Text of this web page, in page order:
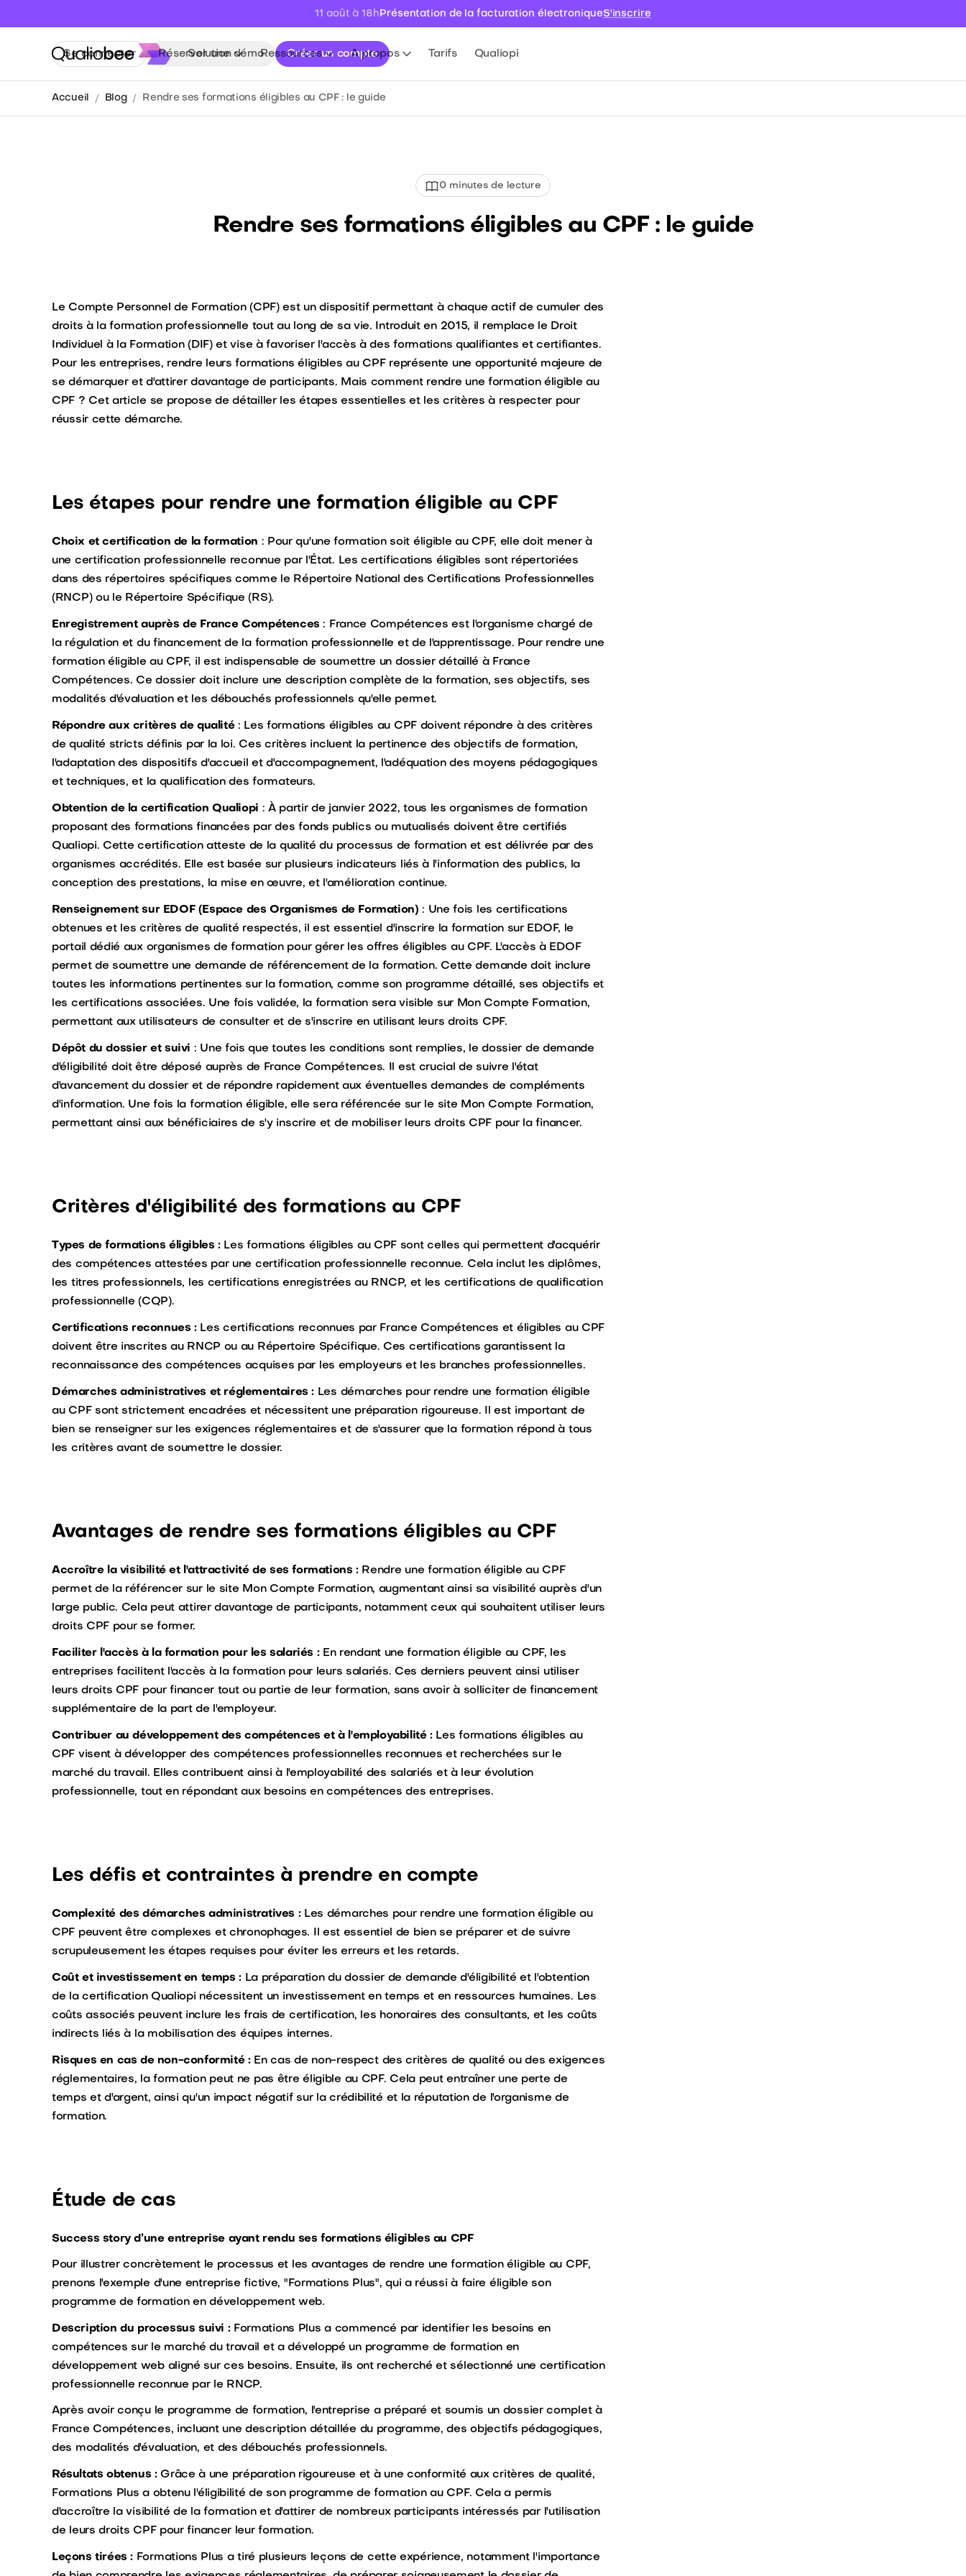
11 août à 18h Présentation de la facturation électroniqueS'inscrire
Solution Ressources A propos Tarifs Qualiopi
Se connecter Réserver une démo Créer un compte
Accueil Blog Rendre ses formations éligibles au CPF : le guide
0 minutes de lecture
Rendre ses formations éligibles au CPF : le guide
Le Compte Personnel de Formation (CPF) est un dispositif permettant à chaque actif de cumuler des
droits à la formation professionnelle tout au long de sa vie. Introduit en 2015, il remplace le Droit
Individuel à la Formation (DIF) et vise à favoriser l'accès à des formations qualifiantes et certifiantes.
Pour les entreprises, rendre leurs formations éligibles au CPF représente une opportunité majeure de
se démarquer et d'attirer davantage de participants. Mais comment rendre une formation éligible au
CPF ? Cet article se propose de détailler les étapes essentielles et les critères à respecter pour
réussir cette démarche.
Les étapes pour rendre une formation éligible au CPF
Choix et certification de la formation : Pour qu'une formation soit éligible au CPF, elle doit mener à
une certification professionnelle reconnue par l'État. Les certifications éligibles sont répertoriées
dans des répertoires spécifiques comme le Répertoire National des Certifications Professionnelles
(RNCP) ou le Répertoire Spécifique (RS).
Enregistrement auprès de France Compétences: France Compétences est l'organisme chargé de
la régulation et du financement de la formation professionnelle et de l'apprentissage. Pour rendre une
formation éligible au CPF, il est indispensable de soumettre un dossier détaillé à France
Compétences. Ce dossier doit inclure une description complète de la formation, ses objectifs, ses
modalités d'évaluation et les débouchés professionnels qu'elle permet.
Répondre aux critères de qualité : Les formations éligibles au CPF doivent répondre à des critères
de qualité stricts définis par la loi. Ces critères incluent la pertinence des objectifs de formation,
l'adaptation des dispositifs d'accueil et d'accompagnement, l'adéquation des moyens pédagogiques
et techniques, et la qualification des formateurs.
Obtention de la certification Qualiopi : À partir de janvier 2022, tous les organismes de formation
proposant des formations financées par des fonds publics ou mutualisés doivent être certifiés
Qualiopi. Cette certification atteste de la qualité du processus de formation et est délivrée par des
organismes accrédités. Elle est basée sur plusieurs indicateurs liés à l'information des publics, la
conception des prestations, la mise en œuvre, et l'amélioration continue.
Renseignement sur EDOF (Espace des Organismes de Formation) : Une fois les certifications
obtenues et les critères de qualité respectés, il est essentiel d'inscrire la formation sur EDOF, le
portail dédié aux organismes de formation pour gérer les offres éligibles au CPF. L'accès à EDOF
permet de soumettre une demande de référencement de la formation. Cette demande doit inclure
toutes les informations pertinentes sur la formation, comme son programme détaillé, ses objectifs et
les certifications associées. Une fois validée, la formation sera visible sur Mon Compte Formation,
permettant aux utilisateurs de consulter et de s'inscrire en utilisant leurs droits CPF.
Dépôt du dossier et suivi : Une fois que toutes les conditions sont remplies, le dossier de demande
d'éligibilité doit être déposé auprès de France Compétences. Il est crucial de suivre l'état
d'avancement du dossier et de répondre rapidement aux éventuelles demandes de compléments
d'information. Une fois la formation éligible, elle sera référencée sur le site Mon Compte Formation,
permettant ainsi aux bénéficiaires de s'y inscrire et de mobiliser leurs droits CPF pour la financer.
Critères d'éligibilité des formations au CPF
Types de formations éligibles :Les formations éligibles au CPF sont celles qui permettent d'acquérir
des compétences attestées par une certification professionnelle reconnue. Cela inclut les diplômes,
les titres professionnels, les certifications enregistrées au RNCP, et les certifications de qualification
professionnelle (CQP).
Certifications reconnues :Les certifications reconnues par France Compétences et éligibles au CPF
doivent être inscrites au RNCP ou au Répertoire Spécifique. Ces certifications garantissent la
reconnaissance des compétences acquises par les employeurs et les branches professionnelles.
Démarches administratives et réglementaires : Les démarches pour rendre une formation éligible
au CPF sont strictement encadrées et nécessitent une préparation rigoureuse. Il est important de
bien se renseigner sur les exigences réglementaires et de s'assurer que la formation répond à tous
les critères avant de soumettre le dossier.
Avantages de rendre ses formations éligibles au CPF
Accroître la visibilité et l'attractivité de ses formations :Rendre une formation éligible au CPF
permet de la référencer sur le site Mon Compte Formation, augmentant ainsi sa visibilité auprès d'un
large public. Cela peut attirer davantage de participants, notamment ceux qui souhaitent utiliser leurs
droits CPF pour se former.
Faciliter l'accès à la formation pour les salariés :En rendant une formation éligible au CPF, les
entreprises facilitent l'accès à la formation pour leurs salariés. Ces derniers peuvent ainsi utiliser
leurs droits CPF pour financer tout ou partie de leur formation, sans avoir à solliciter de financement
supplémentaire de la part de l'employeur.
Contribuer au développement des compétences et à l'employabilité :Les formations éligibles au
CPF visent à développer des compétences professionnelles reconnues et recherchées sur le
marché du travail. Elles contribuent ainsi à l'employabilité des salariés et à leur évolution
professionnelle, tout en répondant aux besoins en compétences des entreprises.
Les défis et contraintes à prendre en compte
Complexité des démarches administratives :Les démarches pour rendre une formation éligible au
CPF peuvent être complexes et chronophages. Il est essentiel de bien se préparer et de suivre
scrupuleusement les étapes requises pour éviter les erreurs et les retards.
Coût et investissement en temps :La préparation du dossier de demande d'éligibilité et l'obtention
de la certification Qualiopi nécessitent un investissement en temps et en ressources humaines. Les
coûts associés peuvent inclure les frais de certification, les honoraires des consultants, et les coûts
indirects liés à la mobilisation des équipes internes.
Risques en cas de non-conformité :En cas de non-respect des critères de qualité ou des exigences
réglementaires, la formation peut ne pas être éligible au CPF. Cela peut entraîner une perte de
temps et d'argent, ainsi qu'un impact négatif sur la crédibilité et la réputation de l'organisme de
formation.
Étude de cas
Success story d’une entreprise ayant rendu ses formations éligibles au CPF
Pour illustrer concrètement le processus et les avantages de rendre une formation éligible au CPF,
prenons l'exemple d'une entreprise fictive, "Formations Plus", qui a réussi à faire éligible son
programme de formation en développement web.
Description du processus suivi :Formations Plus a commencé par identifier les besoins en
compétences sur le marché du travail et a développé un programme de formation en
développement web aligné sur ces besoins. Ensuite, ils ont recherché et sélectionné une certification
professionnelle reconnue par le RNCP.
Après avoir conçu le programme de formation, l'entreprise a préparé et soumis un dossier complet à
France Compétences, incluant une description détaillée du programme, des objectifs pédagogiques,
des modalités d'évaluation, et des débouchés professionnels.
Résultats obtenus :Grâce à une préparation rigoureuse et à une conformité aux critères de qualité,
Formations Plus a obtenu l'éligibilité de son programme de formation au CPF. Cela a permis
d'accroître la visibilité de la formation et d'attirer de nombreux participants intéressés par l'utilisation
de leurs droits CPF pour financer leur formation.
Leçons tirées : Formations Plus a tiré plusieurs leçons de cette expérience, notamment l'importance